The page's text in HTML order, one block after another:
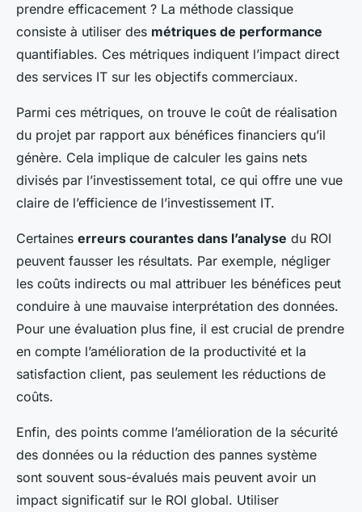
prendre efficacement ? La méthode classique
consiste à utiliser des métriques de performance
quantifiables. Ces métriques indiquent l’impact direct
des services IT sur les objectifs commerciaux.
Parmi ces métriques, on trouve le coût de réalisation
du projet par rapport aux bénéfices financiers qu’il
génère. Cela implique de calculer les gains nets
divisés par l’investissement total, ce qui offre une vue
claire de l’efficience de l’investissement IT.
Certaines erreurs courantes dans l’analyse du ROI
peuvent fausser les résultats. Par exemple, négliger
les coûts indirects ou mal attribuer les bénéfices peut
conduire à une mauvaise interprétation des données.
Pour une évaluation plus fine, il est crucial de prendre
en compte l’amélioration de la productivité et la
satisfaction client, pas seulement les réductions de
coûts.
Enfin, des points comme l’amélioration de la sécurité
des données ou la réduction des pannes système
sont souvent sous-évalués mais peuvent avoir un
impact significatif sur le ROI global. Utiliser